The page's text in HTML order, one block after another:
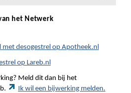
het Netwerk
desogestrel op Apotheek.nl
op Lareb.nl
Meld dit dan bij het
Ik wil een bijwerking melden.